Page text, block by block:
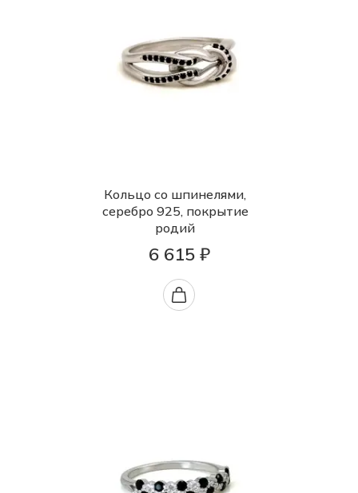
Кольцо со шпинелями,
серебро 925, покрытие
родий
6 615 ₽